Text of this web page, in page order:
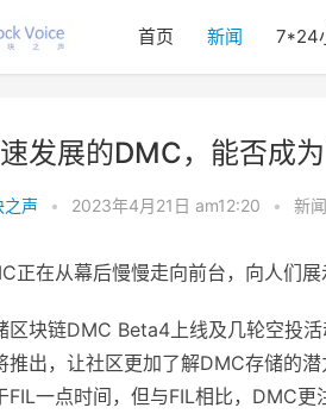
首页 新闻 7*24
发展的DMC，能否成
之声 • 2023年4月21日 am12:20 • 新闻
正在从幕后慢慢走向前台，向人们展
区块链DMC Beta4上线及几轮空投
推出，让社区更加了解DMC存储的
FIL一点时间，但与FIL相比，DMC